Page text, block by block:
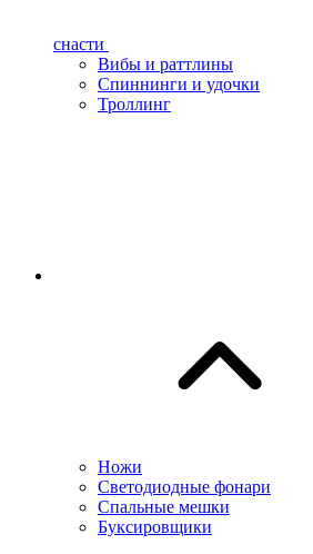
снасти
Вибы и раттлины
Спиннинги и удочки
Троллинг
Ножи
Светодиодные фонари
Спальные мешки
Буксировщики